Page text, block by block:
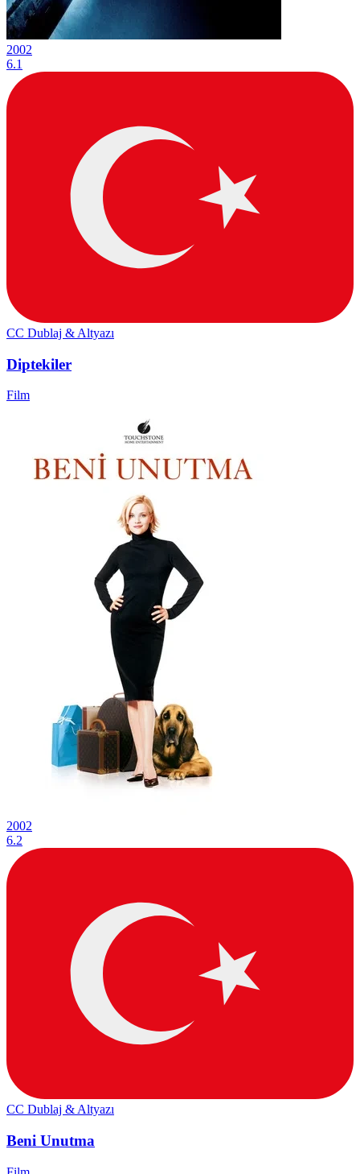
2002
6.1
CC Dublaj & Altyazı
Diptekiler
Film
2002
6.2
CC Dublaj & Altyazı
Beni Unutma